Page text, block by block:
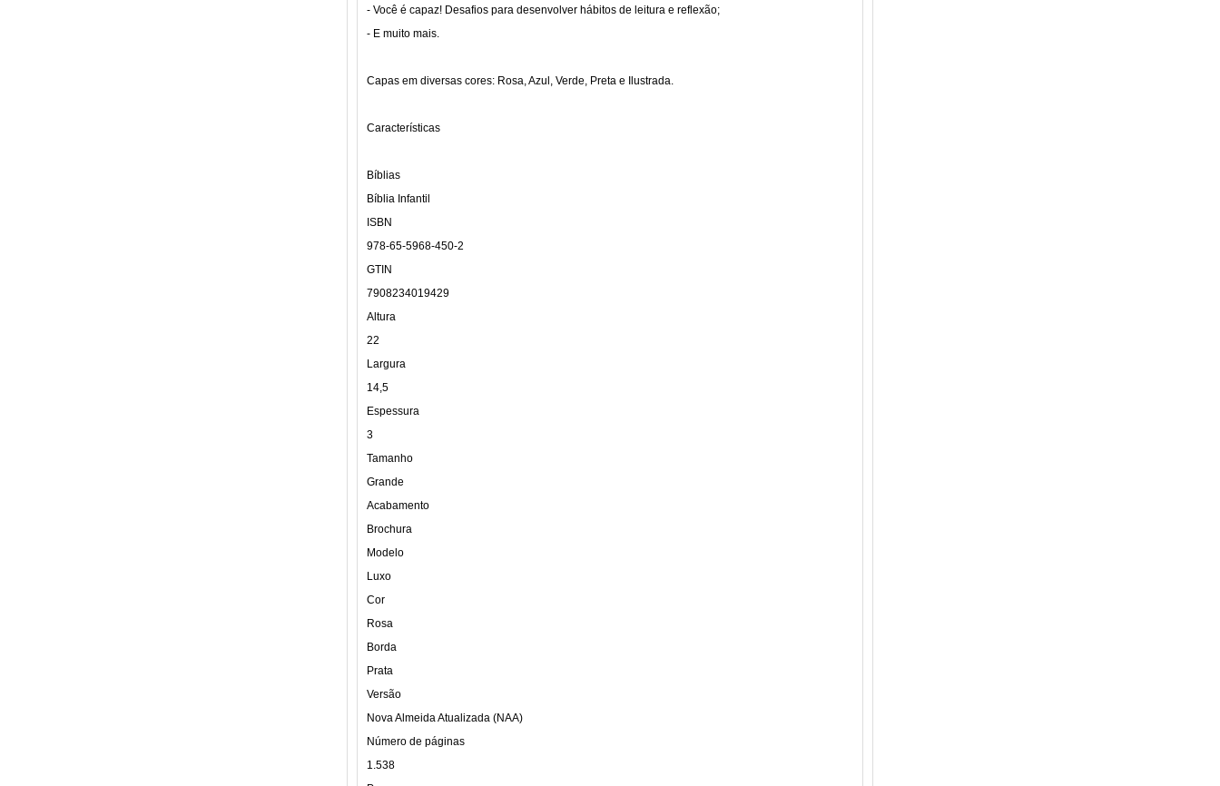
- Você é capaz! Desafios para desenvolver hábitos de leitura e reflexão;
- E muito mais.
Capas em diversas cores: Rosa, Azul, Verde, Preta e Ilustrada.
Características
Bíblias
Bíblia Infantil
ISBN
978-65-5968-450-2
GTIN
7908234019429
Altura
22
Largura
14,5
Espessura
3
Tamanho
Grande
Acabamento
Brochura
Modelo
Luxo
Cor
Rosa
Borda
Prata
Versão
Nova Almeida Atualizada (NAA)
Número de páginas
1.538